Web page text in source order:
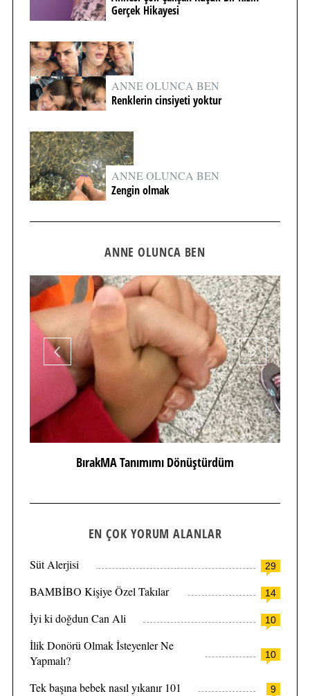
Gerçek Hikayesi
ANNE OLUNCA BEN
Renklerin cinsiyeti yoktur
ANNE OLUNCA BEN
Zengin olmak
ANNE OLUNCA BEN
BırakMA Tanımımı Dönüştürdüm
EN ÇOK YORUM ALANLAR
29
Süt Alerjisi
14
BAMBİBO Kişiye Özel Takılar
10
İyi ki doğdun Can Ali
10
İlik Donörü Olmak İsteyenler Ne
Yapmalı?
9
Tek başına bebek nasıl yıkanır 101